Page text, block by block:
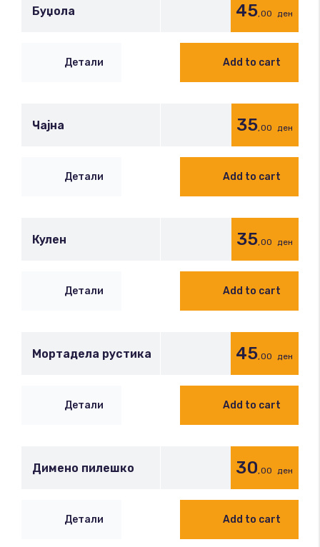
Буџола 45,00 ден
Детали Add to cart
Чајна 35,00 ден
Детали Add to cart
Кулен 35,00 ден
Детали Add to cart
Мортадела рустика 45,00 ден
Детали Add to cart
Димено пилешко 30,00 ден
Детали Add to cart